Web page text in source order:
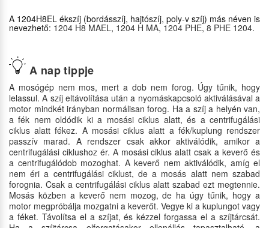
A nap tippje
A mosógép nem mos, mert a dob nem forog. Úgy tűnik, hogy
lelassul. A szíj eltávolítása után a nyomáskapcsoló aktiválásával a
motor mindkét irányban normálisan forog. Ha a szíj a helyén van,
a fék nem oldódik ki a mosási ciklus alatt, és a centrifugálási
ciklus alatt fékez. A mosási ciklus alatt a fék/kuplung rendszer
passzív marad. A rendszer csak akkor aktiválódik, amikor a
centrifugálási ciklushoz ér. A mosási ciklus alatt csak a keverő és
a centrifugálódob mozoghat. A keverő nem aktiválódik, amíg el
nem éri a centrifugálási ciklust, de a mosás alatt nem szabad
forognia. Csak a centrifugálási ciklus alatt szabad ezt megtennie.
Mosás közben a keverő nem mozog, de ha úgy tűnik, hogy a
motor megpróbálja mozgatni a keverőt. Vegye ki a kuplungot vagy
a féket. Távolítsa el a szíjat, és kézzel forgassa el a szíjtárcsát.
A 1204H8EL ékszíj (bordásszíj, hajtószíj, poly-v szíj) más néven is
nevezhető: 1204 H8 MAEL, 1204 H MA,1204 PHE,8 PHE 1204.